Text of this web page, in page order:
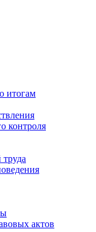
итогам
контроля
актов